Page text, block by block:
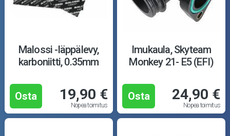
Malossi -läppälevy,
karboniitti, 0.35mm
Osta 19,90 €
Nopea toimitus
Imukaula, Skyteam
Monkey 21- E5 (EFI)
Osta 24,90 €
Nopea toimitus